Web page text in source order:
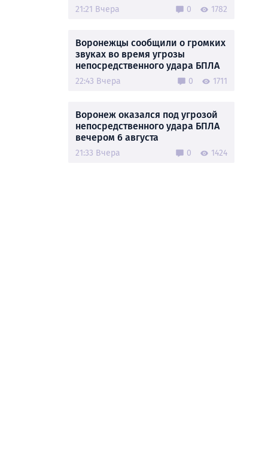
21:21 Вчера 0 1782
Воронежцы сообщили о громких
звуках во время угрозы
непосредственного удара БПЛА
22:43 Вчера 0 1711
Воронеж оказался под угрозой
непосредственного удара БПЛА
вечером 6 августа
21:33 Вчера 0 1424